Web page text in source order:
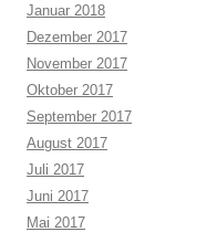
Januar 2018
Dezember 2017
November 2017
Oktober 2017
September 2017
August 2017
Juli 2017
Juni 2017
Mai 2017